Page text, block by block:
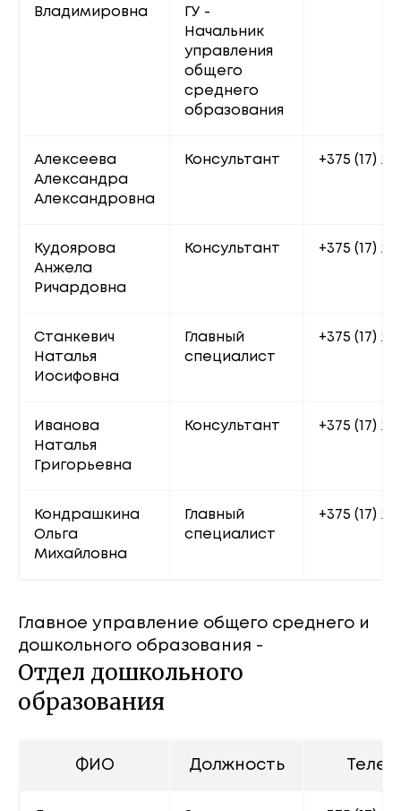
Владимировна
ГУ -
Начальник
управления
общего
среднего
образования
Алексеева
Александра
Александровна
Консультант +375 (17)
Кудоярова
Анжела
Ричардовна
Консультант +375 (17)
Станкевич
Наталья
Иосифовна
Главный
специалист
+375 (17)
Иванова
Наталья
Григорьевна
Консультант +375 (17)
Кондрашкина
Ольга
Михайловна
Главный
специалист
+375 (17)
Главное управление общего среднего и
дошкольного образования -
Отдел дошкольного
образования
ФИО Должность